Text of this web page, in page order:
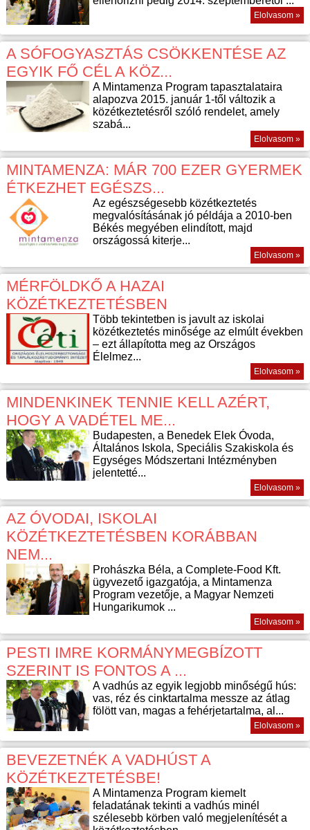
Elolvasom »
A SÓFOGYASZTÁS CSÖKKENTÉSE AZ
EGYIK FŐ CÉL A KÖZ...
A Mintamenza Program tapasztalataira
alapozva 2015. január 1-től változik a
közétkeztetésről szóló rendelet, amely
szabá...
Elolvasom »
MINTAMENZA: MÁR 700 EZER GYERMEK
ÉTKEZHET EGÉSZS...
Az egészségesebb közétkeztetés
megvalósításának jó példája a 2010-ben
Békés megyében elindított, majd
országossá kiterje...
Elolvasom »
MÉRFÖLDKŐ A HAZAI
KÖZÉTKEZTETÉSBEN
Több tekintetben is javult az iskolai
közétkeztetés minősége az elmúlt években
– ezt állapította meg az Országos
Élelmez...
Elolvasom »
MINDENKINEK TENNIE KELL AZÉRT,
HOGY A VADÉTEL ME...
Budapesten, a Benedek Elek Óvoda,
Általános Iskola, Speciális Szakiskola és
Egységes Módszertani Intézményben
jelentetté...
Elolvasom »
AZ ÓVODAI, ISKOLAI
KÖZÉTKEZTETÉSBEN KORÁBBAN
NEM...
Prohászka Béla, a Complete-Food Kft.
ügyvezető igazgatója, a Mintamenza
Program vezetője, a Magyar Nemzeti
Hungarikumok ...
Elolvasom »
PESTI IMRE KORMÁNYMEGBÍZOTT
SZERINT IS FONTOS A ...
A vadhús az egyik legjobb minőségű hús:
vas, réz és cinktartalma messze az átlag
fölött van, magas a fehérjetartalma, al...
Elolvasom »
BEVEZETNÉK A VADHÚST A
KÖZÉTKEZTETÉSBE!
A Mintamenza Program kiemelt
feladatának tekinti a vadhús minél
szélesebb körben való megjelenítését a